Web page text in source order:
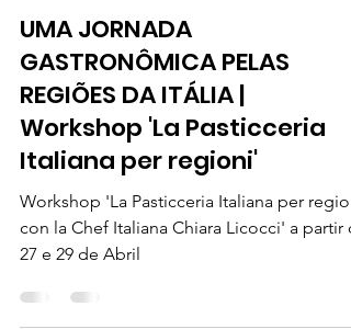
3 de abr. de 2023
UMA JORNADA
GASTRONÔMICA PELAS
REGIÕES DA ITÁLIA |
Workshop 'La Pasticceria
Italiana per regioni'
Workshop 'La Pasticceria Italiana per
27 e 29 de Abril